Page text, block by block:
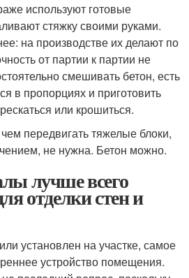
используют готовые
стяжку своими руками.
на производстве их делают по
от партии к партии не
смешивать бетон, есть
в пропорциях и приготовить
или крошиться.
передвигать тяжелые блоки,
не нужна. Бетон можно.
лучше всего
отделки стен и
установлен на участке, самое
устройство помещения.